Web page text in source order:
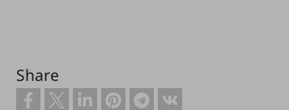
Share